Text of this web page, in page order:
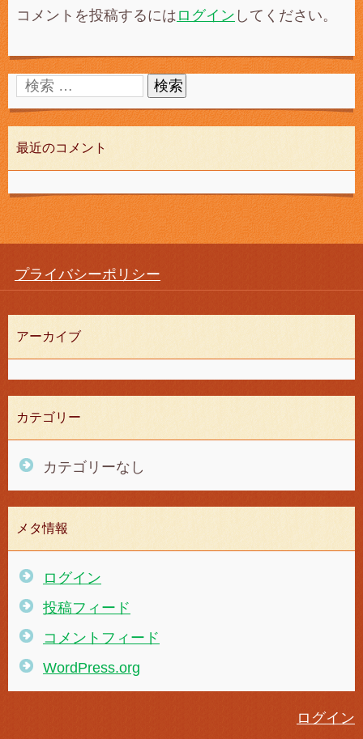
コメントを投稿するには ログイン してください。
最近のコメント
プライバシーポリシー
アーカイブ
カテゴリー
カテゴリーなし
メタ情報
ログイン
投稿フィード
コメントフィード
WordPress.org
ログイン